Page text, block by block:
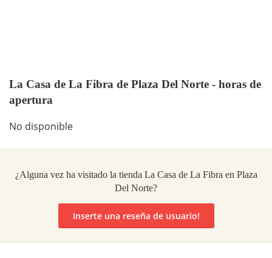
La Casa de La Fibra de Plaza Del Norte - horas de
apertura
No disponible
¿Alguna vez ha visitado la tienda La Casa de La Fibra en Plaza
Del Norte?
Inserte una reseña de usuario!